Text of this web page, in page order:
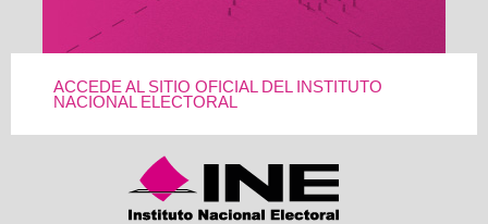
ACCEDE AL SITIO OFICIAL DEL INSTITUTO
NACIONAL ELECTORAL